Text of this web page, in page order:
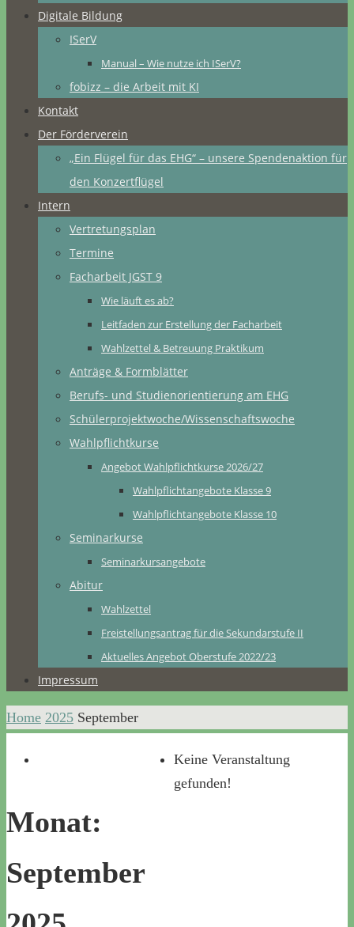
Digitale Bildung
ISerV
Manual – Wie nutze ich ISerV?
fobizz – die Arbeit mit KI
Kontakt
Der Förderverein
„Ein Flügel für das EHG“ – unsere Spendenaktion für
den Konzertflügel
Intern
Vertretungsplan
Termine
Facharbeit JGST 9
Wie läuft es ab?
Leitfaden zur Erstellung der Facharbeit
Wahlzettel & Betreuung Praktikum
Anträge & Formblätter
Berufs- und Studienorientierung am EHG
Schülerprojektwoche/Wissenschaftswoche
Wahlpflichtkurse
Angebot Wahlpflichtkurse 2026/27
Wahlpflichtangebote Klasse 9
Wahlpflichtangebote Klasse 10
Seminarkurse
Seminarkursangebote
Abitur
Wahlzettel
Freistellungsantrag für die Sekundarstufe II
Aktuelles Angebot Oberstufe 2022/23
Impressum
Home 2025 September
Monat:
September
Keine Veranstaltung
gefunden!